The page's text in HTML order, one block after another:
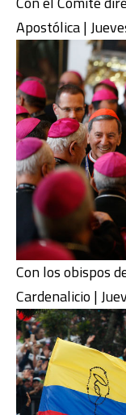
Apostólica |
Con los obispos
Cardenalicio |